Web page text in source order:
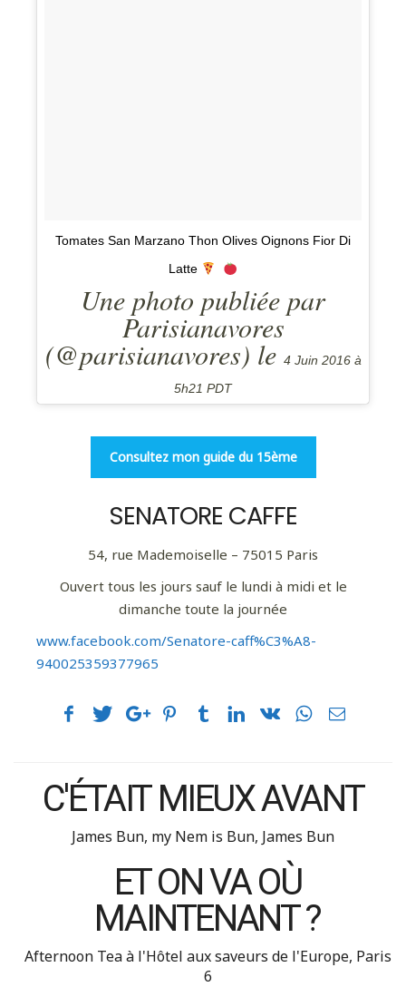
Tomates San Marzano Thon Olives Oignons Fior Di
Latte
Une photo publiée par
Parisianavores
(@parisianavores) le 4 Juin 2016 à
5h21 PDT
Consultez mon guide du 15ème
SENATORE CAFFE
54, rue Mademoiselle – 75015 Paris
Ouvert tous les jours sauf le lundi à midi et le
dimanche toute la journée
www.facebook.com/Senatore-caff%C3%A8-
940025359377965
C'ÉTAIT MIEUX AVANT
James Bun, my Nem is Bun, James Bun
ET ON VA OÙ
MAINTENANT ?
Afternoon Tea à l'Hôtel aux saveurs de l'Europe, Paris
6